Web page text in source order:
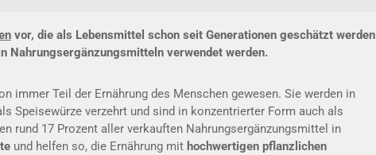
vor, die als Lebensmittel schon seit Generationen geschätzt werden
Nahrungsergänzungsmitteln verwendet werden.
immer Teil der Ernährung des Menschen gewesen. Sie werden in
Speisewürze verzehrt und sind in konzentrierter Form auch als
rund 17 Prozent aller verkauften Nahrungsergänzungsmittel in
und helfen so, die Ernährung mit hochwertigen pflanzlichen